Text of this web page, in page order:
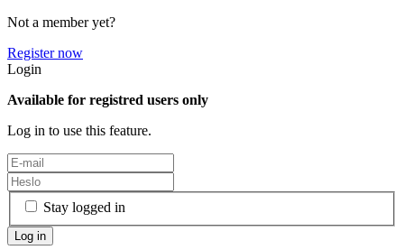
Not a member yet?
Register now
Login
Available for registred users only
Log in to use this feature.
Stay logged in